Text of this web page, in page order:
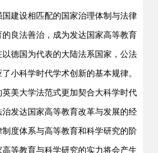
n
建设相匹配的国家治理体制与法律
良法善治，成为发达国家高等教育
德国为代表的大陆法系国家，公法
小科学时代学术创新的基本规律。
美大学法范式更加契合大科学时代
发达国家高等教育改革与发展的经
度体系与高等教育和科学研究的阶
等教育与科学研究的实力将会产生